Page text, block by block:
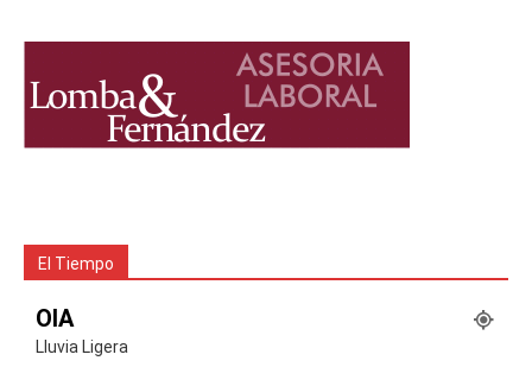
El Tiempo
OIA
Lluvia Ligera